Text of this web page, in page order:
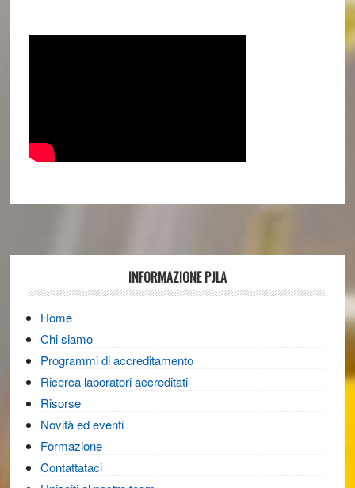
INFORMAZIONE PJLA
Home
Chi siamo
Programmi di accreditamento
Ricerca laboratori accreditati
Risorse
Novità ed eventi
Formazione
Contattataci